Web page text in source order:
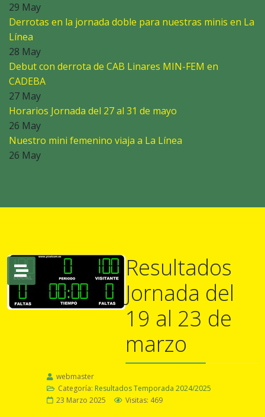
29 May
Derrotas en la jornada doble para nuestras minis en La
Línea
28 May
Debut con derrota de CAB Linares MIN-FEM en
CADEBA
27 May
Horarios Jornada del 27 al 31 de mayo
26 May
Nuestro mini femenino viaja a La Línea
26 May
Resultados
Jornada del
19 al 23 de
marzo
webmaster
Categoría: Resultados Temporada 2024/2025
23 Marzo 2025
Visitas: 469